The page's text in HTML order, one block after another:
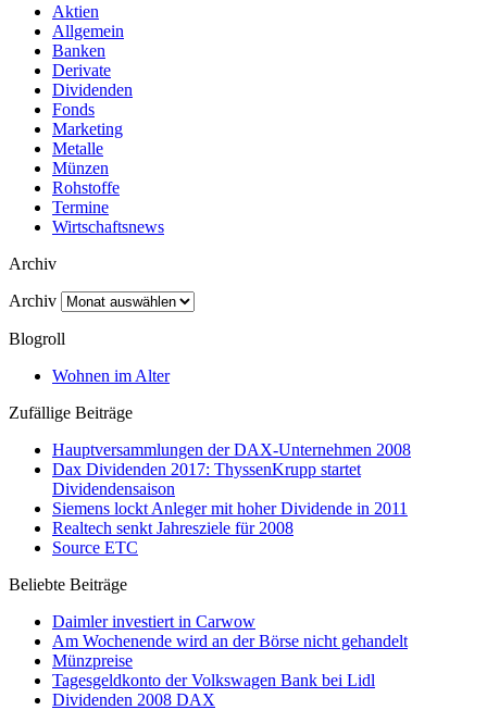
Aktien
Allgemein
Banken
Derivate
Dividenden
Fonds
Marketing
Metalle
Münzen
Rohstoffe
Termine
Wirtschaftsnews
Archiv
Archiv
Blogroll
Wohnen im Alter
Zufällige Beiträge
Hauptversammlungen der DAX-Unternehmen 2008
Dax Dividenden 2017: ThyssenKrupp startet
Dividendensaison
Siemens lockt Anleger mit hoher Dividende in 2011
Realtech senkt Jahresziele für 2008
Source ETC
Beliebte Beiträge
Daimler investiert in Carwow
Am Wochenende wird an der Börse nicht gehandelt
Münzpreise
Tagesgeldkonto der Volkswagen Bank bei Lidl
Dividenden 2008 DAX